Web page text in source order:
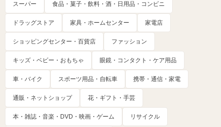
スーパー 食品・菓子・飲料・酒・日用品・コンビニ
ドラッグストア 家具・ホームセンター 家電店
ショッピングセンター・百貨店 ファッション
キッズ・ベビー・おもちゃ 眼鏡・コンタクト・ケア用品
車・バイク スポーツ用品・自転車 携帯・通信・家電
通販・ネットショップ 花・ギフト・手芸
本・雑誌・音楽・DVD・映画・ゲーム リサイクル